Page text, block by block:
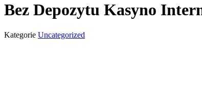
Bez Depozytu Kasyno
Kategorie Uncategorized